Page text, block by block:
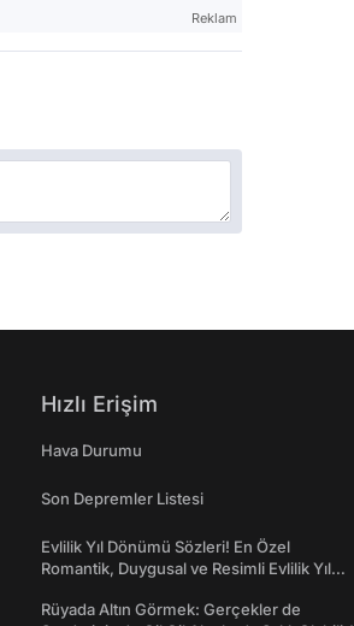
Reklam
Hızlı Erişim
Hava Durumu
Son Depremler Listesi
Evlilik Yıl Dönümü Sözleri! En Özel
Romantik, Duygusal ve Resimli Evlilik Yıl
Rüyada Altın Görmek: Gerçekler de